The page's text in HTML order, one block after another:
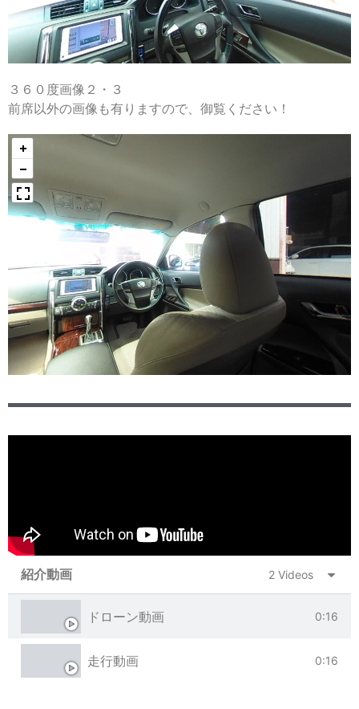
３６０度画像２・３
前席以外の画像も有りますので、御覧ください！
紹介動画 2 Videos
ドローン動画 0:16
走行動画 0:16